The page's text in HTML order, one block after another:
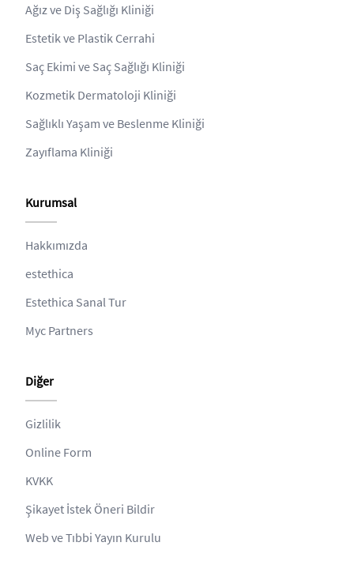
Ağız ve Diş Sağlığı Kliniği
Estetik ve Plastik Cerrahi
Saç Ekimi ve Saç Sağlığı Kliniği
Kozmetik Dermatoloji Kliniği
Sağlıklı Yaşam ve Beslenme Kliniği
Zayıflama Kliniği
Kurumsal
Hakkımızda
estethica
Estethica Sanal Tur
Myc Partners
Diğer
Gizlilik
Online Form
KVKK
Şikayet İstek Öneri Bildir
Web ve Tıbbi Yayın Kurulu